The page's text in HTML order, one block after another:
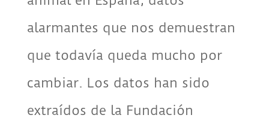
alarmantes que nos demuestran
que todavía queda mucho por
cambiar. Los datos han sido
extraídos de la Fundación